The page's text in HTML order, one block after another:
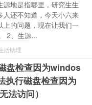
源地是指哪里，研究生生
人还不知道，今天小六来
上的问题，现在让我们一
2、生源...
活助理
盘检查因为windos
执行磁盘检查因为
法访问）